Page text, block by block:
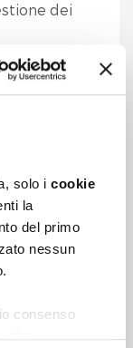
solo i cookie
la
del primo
nessun
consenso
dei
di squadra
si propone un
durata di
a tempo
sensi del